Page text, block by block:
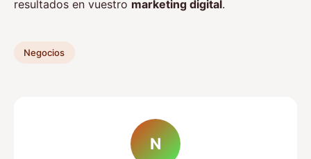
resultados en vuestro marketing digital.
Negocios
N